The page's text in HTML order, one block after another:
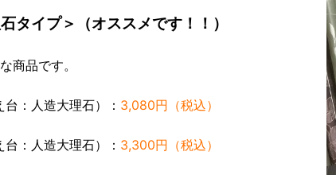
タイプ＞（オススメです！！）
商品です。
：人造大理石）： 3,080円（税込）
：人造大理石）： 3,300円（税込）